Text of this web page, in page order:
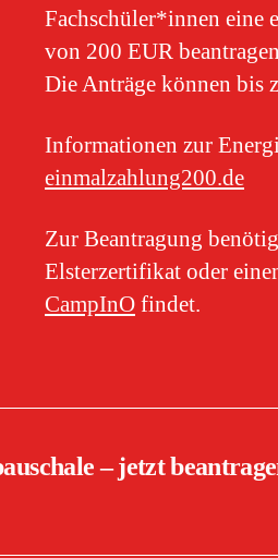
Fachschüler*innen eine
von 200 EUR
Die Anträge können bis
Informationen zur
einmalzahlung200.de
Zur Beantragung
Elsterzertifikat oder
CampInO findet.
– jetzt